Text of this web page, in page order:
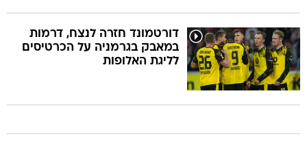
דורטמונד חזרה לנצח, דרמות
במאבק בגרמניה על הכרטיסים
לליגת האלופות